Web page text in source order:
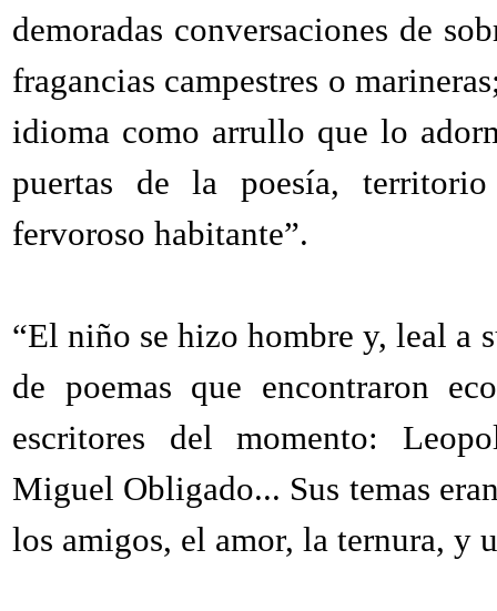
demoradas conversaciones de
fragancias campestres o
idioma como arrullo que lo
puertas de la poesía,
fervoroso habitante”.
“El niño se hizo hombre y, leal a
de poemas que encontraron
escritores del momento:
Miguel Obligado... Sus temas
los amigos, el amor, la ternura, y